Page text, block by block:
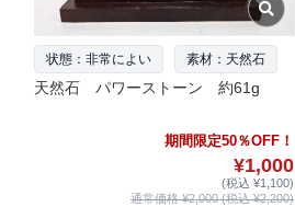
状態：非常によい 素材：天然石
天然石 パワーストーン 約61g
期間限定50％OFF！
¥1,000
(税込 ¥1,100)
通常価格 ¥2,000 (税込 ¥2,200)